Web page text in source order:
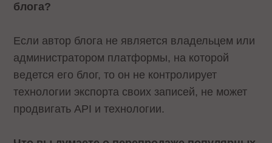
блога?
Если автор блога не является владельцем или
администратором платформы, на которой
ведется его блог, то он не контролирует
технологии экспорта своих записей, не может
продвигать API и технологии.